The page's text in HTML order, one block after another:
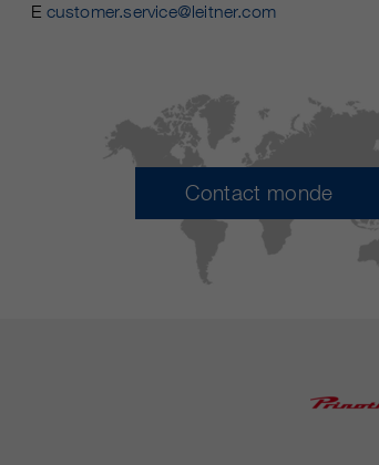
E customer.service@leitner.com
Contact monde